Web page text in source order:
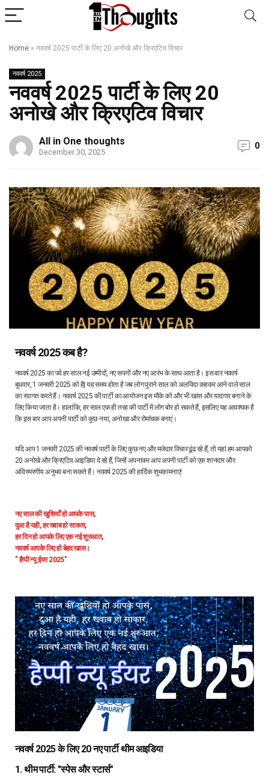
Home » नववर्ष 2025 पार्टी के लिए 20 अनोखे और क्रिएटिव विचार
नववर्ष 2025
नववर्ष 2025 पार्टी के लिए 20
अनोखे और क्रिएटिव विचार
All in One thoughts
December 30, 2025
0
नववर्ष 2025 कब है?
नववर्ष 2025 का पर्व हर साल नई उम्मीदों, नए सपनों और नए आरंभ के साथ आता है। इस बार नववर्ष
बुधवार, 1 जनवरी 2025 को है| यह समय होता है जब लोग पुराने साल को अलविदा कहकर आने वाले साल
का स्वागत करते हैं। नववर्ष 2025 की पार्टी का आयोजन इस मौके को और भी खास और यादगार बनाने के
लिए किया जाता है। हालांकि, हर साल एक ही तरह की पार्टी में लोग बोर हो सकते हैं, इसलिए यह आवश्यक है
कि इस बार आप अपनी पार्टी को कुछ नया, अनोखा और रोमांचक बनाएं।
यदि आप 1 जनवरी 2025 की नववर्ष पार्टी के लिए कुछ नए और मजेदार विचार ढूंढ रहे हैं, तो यहां हम आपको
20 अनोखे और क्रिएटिव आइडिया दे रहे हैं, जिन्हें अपनाकर आप अपनी पार्टी को एक शानदार और
अविस्मरणीय अनुभव बना सकते हैं। नववर्ष 2025 की हार्दिक शुभकामनाए!
नए साल की खुशियाँ हो आपके पास,
दुआ है यही, हर ख्वाब हो साकार,
हर दिन हो आपके लिए एक नई शुरुआत,
नववर्ष आपके लिए हो बेहद खास।
” हैप्पी न्यू ईयर 2025″
नववर्ष 2025 के लिए 20 नए पार्टी थीम आइडिया
1. थीम पार्टी: "स्पेस और स्टार्स"